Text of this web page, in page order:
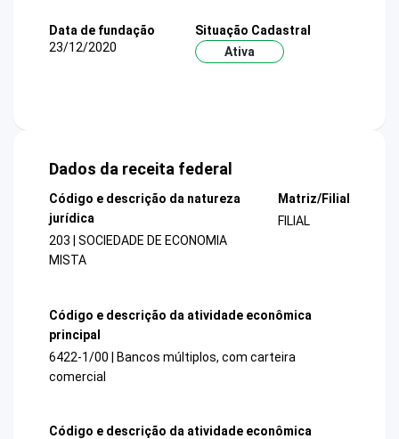
Data de fundação
23/12/2020
Situação Cadastral
Ativa
Dados da receita federal
Código e descrição da natureza
jurídica
203 | SOCIEDADE DE ECONOMIA
MISTA
Matriz/Filial
FILIAL
Código e descrição da atividade econômica
principal
6422-1/00 | Bancos múltiplos, com carteira
comercial
Código e descrição da atividade econômica